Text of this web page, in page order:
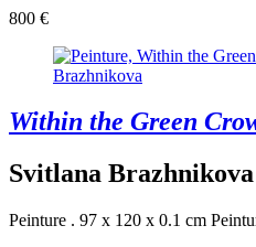
800 €
Within the Green
Svitlana Brazhnikova
Peinture . 97 x 120 x 0.1 cm